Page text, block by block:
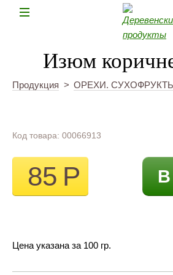
Изюм
Продукция > ОРЕХИ.
Код товара: 00066913
85Р В
Цена указана за 100 гр.